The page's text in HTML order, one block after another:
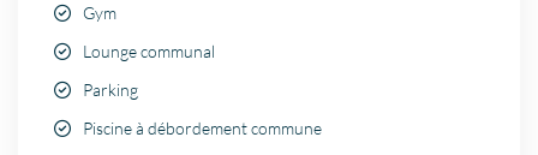
Gym
Lounge communal
Parking
Piscine à débordement commune